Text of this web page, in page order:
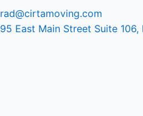
rad@cirtamoving.com
95 East Main Street Suite